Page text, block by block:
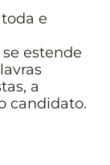
toda e
estende
a
candidato.